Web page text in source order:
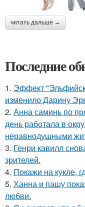
читать дальше →
Последние
1. Эффект
изменило Дарину
2. Анна саминь по
день работала в
неравнодушными
3. Генри кавилл
зрителей.
4. Покажи на кукле,
5. Ханна и пашу
любви.